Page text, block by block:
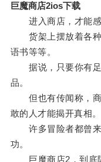
巨魔商店2ios下载
进入商店，才能感
货架上摆放着各种
语书等等。
据说，只要你有足
品。
但也有传闻称，商
敢的人才能揭开真相。
许多冒险者都曾来
功。
巨魔商店2，到底